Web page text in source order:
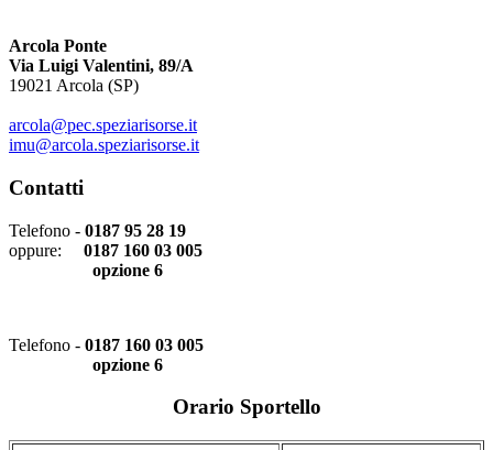
Arcola Ponte
Via Luigi Valentini, 89/A
19021 Arcola (SP)
arcola@pec.speziarisorse.it
imu@arcola.speziarisorse.it
Contatti
Telefono - 0187 95 28 19
oppure: 0187 160 03 005
opzione 6
Telefono - 0187 160 03 005
opzione 6
Orario Sportello